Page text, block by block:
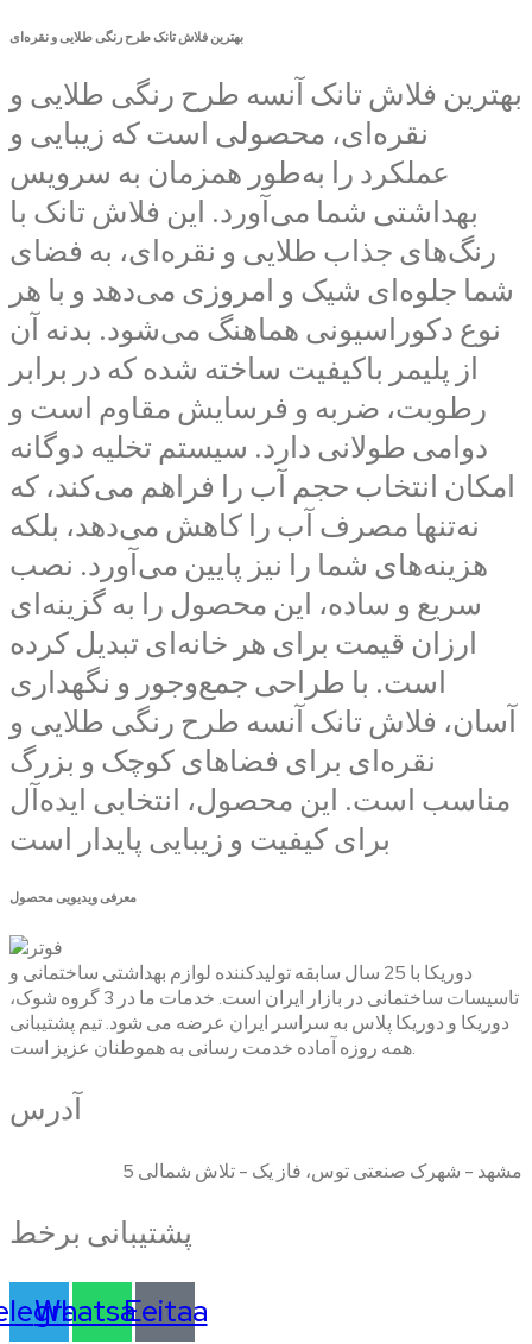
بهترین فلاش تانک طرح رنگی طلایی و نقره‌ای
بهترین فلاش تانک آنسه طرح رنگی طلایی و
نقره‌ای، محصولی است که زیبایی و
عملکرد را به‌طور همزمان به سرویس
بهداشتی شما می‌آورد. این فلاش تانک با
رنگ‌های جذاب طلایی و نقره‌ای، به فضای
شما جلوه‌ای شیک و امروزی می‌دهد و با هر
نوع دکوراسیونی هماهنگ می‌شود. بدنه آن
از پلیمر باکیفیت ساخته شده که در برابر
رطوبت، ضربه و فرسایش مقاوم است و
دوامی طولانی دارد. سیستم تخلیه دوگانه
امکان انتخاب حجم آب را فراهم می‌کند، که
نه‌تنها مصرف آب را کاهش می‌دهد، بلکه
هزینه‌های شما را نیز پایین می‌آورد. نصب
سریع و ساده، این محصول را به گزینه‌ای
ارزان قیمت برای هر خانه‌ای تبدیل کرده
است. با طراحی جمع‌وجور و نگهداری
آسان، فلاش تانک آنسه طرح رنگی طلایی و
نقره‌ای برای فضاهای کوچک و بزرگ
مناسب است. این محصول، انتخابی ایده‌آل
برای کیفیت و زیبایی پایدار است
معرفی ویدیویی محصول
دوریکا با 25 سال سابقه تولیدکننده لوازم بهداشتی ساختمانی و
تاسیسات ساختمانی در بازار ایران است. خدمات ما در 3 گروه شوک،
دوریکا و دوریکا پلاس به سراسر ایران عرضه می شود. تیم پشتیبانی
همه روزه آماده خدمت رسانی به هموطنان عزیز است.
آدرس
مشهد - شهرک صنعتی توس، فاز یک - تلاش شمالی 5
پشتیبانی برخط
Whatsapp
Eeitaa